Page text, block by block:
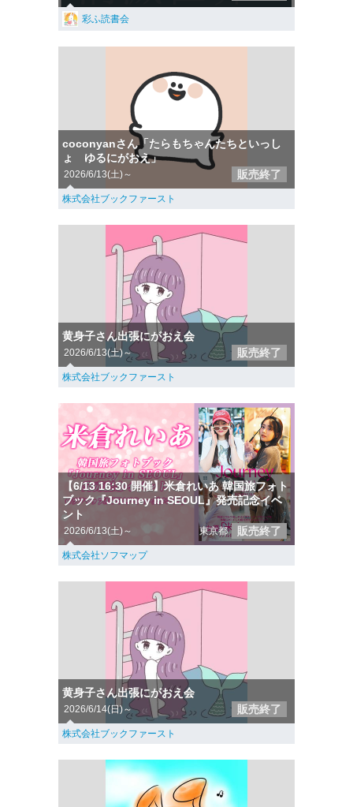
彩ふ読書会
coconyanさん「たらもちゃんたちといっし
ょ ゆるにがおえ」
2026/6/13(土)～ 販売終了
株式会社ブックファースト
黄身子さん出張にがおえ会
2026/6/13(土)～ 販売終了
株式会社ブックファースト
【6/13 16:30 開催】米倉れいあ 韓国旅フォト
ブック『Journey in SEOUL』発売記念イベ
ント
2026/6/13(土)～ 東京都 販売終了
株式会社ソフマップ
黄身子さん出張にがおえ会
2026/6/14(日)～ 販売終了
株式会社ブックファースト